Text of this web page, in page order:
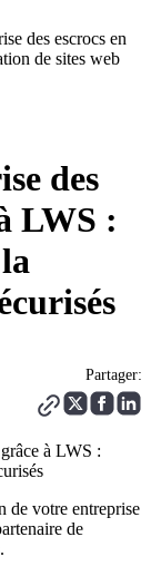
des escrocs en
de sites web
des
LWS :
Partager:
de votre entreprise
de